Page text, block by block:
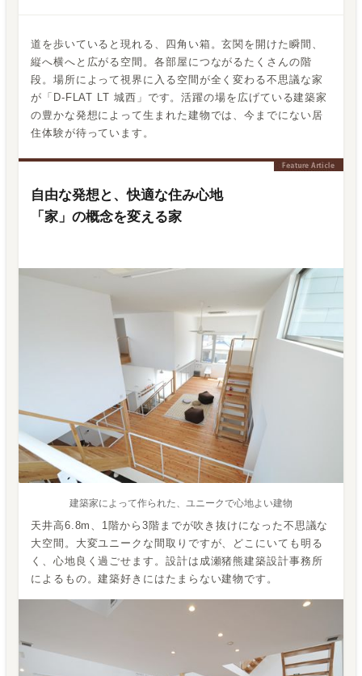
道を歩いていると現れる、四角い箱。玄関を開けた瞬間、
縦へ横へと広がる空間。各部屋につながるたくさんの階
段。場所によって視界に入る空間が全く変わる不思議な家
が「D-FLAT LT 城西」です。活躍の場を広げている建築家
の豊かな発想によって生まれた建物では、今までにない居
住体験が待っています。
自由な発想と、快適な住み心地
「家」の概念を変える家
建築家によって作られた、ユニークで心地よい建物
天井高6.8m、1階から3階までが吹き抜けになった不思議な
大空間。大変ユニークな間取りですが、どこにいても明る
く、心地良く過ごせます。設計は成瀬猪熊建築設計事務所
によるもの。建築好きにはたまらない建物です。